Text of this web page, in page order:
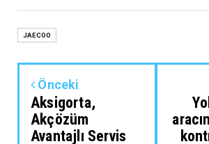
JAECOO
Önceki
Aksigorta,
Akçözüm
Avantajlı Servis